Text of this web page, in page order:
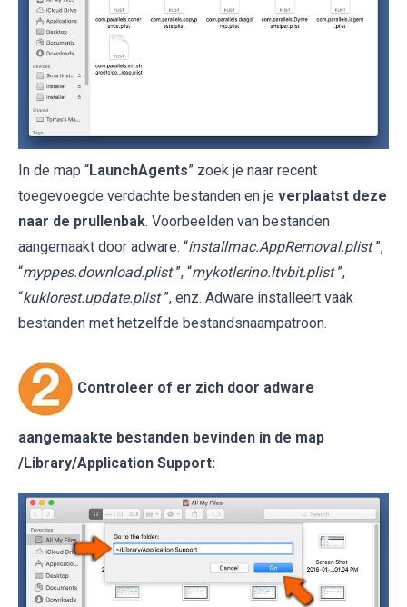
In de map “LaunchAgents” zoek je naar recent
toegevoegde verdachte bestanden en je verplaatst deze
naar de prullenbak. Voorbeelden van bestanden
aangemaakt door adware: “installmac.AppRemoval.plist ”,
“myppes.download.plist ”, “mykotlerino.ltvbit.plist ”,
“kuklorest.update.plist ”, enz. Adware installeert vaak
bestanden met hetzelfde bestandsnaampatroon.
Controleer of er zich door adware
aangemaakte bestanden bevinden in de map
/Library/Application Support: